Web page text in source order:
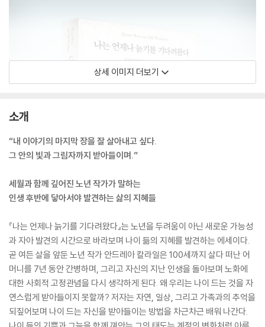
상세 이미지 더보기
소개
“내 이야기의 마지막 장을 잘 살아내고 싶다.
그 안의 빛과 그림자까지 받아들이며.”
세월과 함께 깊어진 노년 작가가 말하는
인생 후반에 닿아서야 발견하는 삶의 지혜들
『나는 언제나 늙기를 기다려왔다』는 노년을 두려움이 아닌 새로운 가능성
과 자아 발견의 시간으로 바라보며 나이 듦의 지혜를 발견하는 에세이다.
곧 여든 살을 앞둔 노년 작가 안드레아 칼라일은 100세까지 살다 떠난 어
머니를 7년 동안 간병하며, 그리고 자신의 지난 인생을 돌아보며 노화에
대한 사회적 고정관념을 다시 생각하게 된다. 왜 우리는 나이 드는 것을 자
연스럽게 받아들이지 못할까? 저자는 자연, 일상, 그리고 가족과의 추억을
되짚어보며 나이 드는 자신을 받아들이는 방법을 차근차근 배워 나간다.